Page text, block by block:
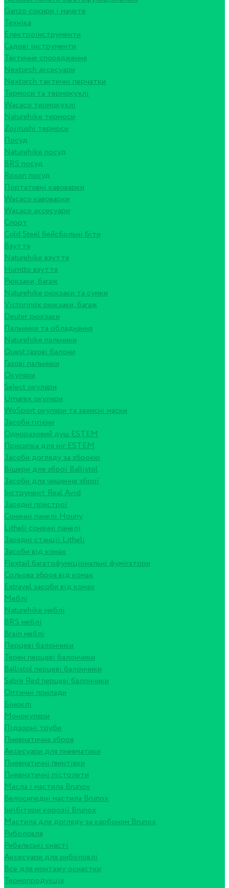
Ganzo сокири і мачете
Техніка
Електроінструменти
Садові інструменти
Тактичне спорядження
Nextorch аксесуари
Nextorch тактичні перчатки
Термоси та термокухлі
Wacaco термокухлі
Naturehike термоси
Zojirushi термоси
Посуд
Naturehike посуд
BRS посуд
Roxon посуд
Портативні кавоварки
Wacaco кавоварки
Wacaco аксесуари
Спорт
Cold Steel бейсбольні біти
Взуття
Naturehike взуття
Humtto взуття
Рюкзаки, багаж
Naturehike рюкзаки та сумки
Victorinox рюкзаки, багаж
Deuter рюкзаки
Пальники та обладнання
Naturehike пальники
Quest газові балони
Газові пальники
Окуляри
Select окуляри
Umarex окуляри
WoSport окуляри та захисні маски
Засоби гігієни
Одноразовий душ ESTEM
Присипка для ніг ESTEM
Засоби догляду за зброєю
Вішери для зброї Ballistol
Засоби для чищення зброї
Інструмент Real Avid
Зарядні пристрої
Сонячні панелі Houny
Litheli сонячні панелі
Зарядні станції Litheli
Засоби від комах
Flextail багатофункціональні фумігатори
Сольова зброя від комах
Extravel засоби від комах
Меблі
Naturehike меблі
BRS меблі
Brain меблі
Перцеві балончики
Терен перцеві балончики
Ballistol перцеві балончики
Sabre Red перцеві балончики
Оптичні прилади
Біноклі
Монокуляри
Підзорні труби
Пневматична зброя
Аксесуари для пневматики
Пневматичні гвинтівки
Пневматичні пістолети
Масла і мастила Brunox
Велосипедні мастила Brunox
Інгібітори корозії Brunox
Мастила для догляду за карбоном Brunox
Риболовля
Рибальські снасті
Аксесуари для риболовлі
Все для монтажу оснастки
Термопродукція